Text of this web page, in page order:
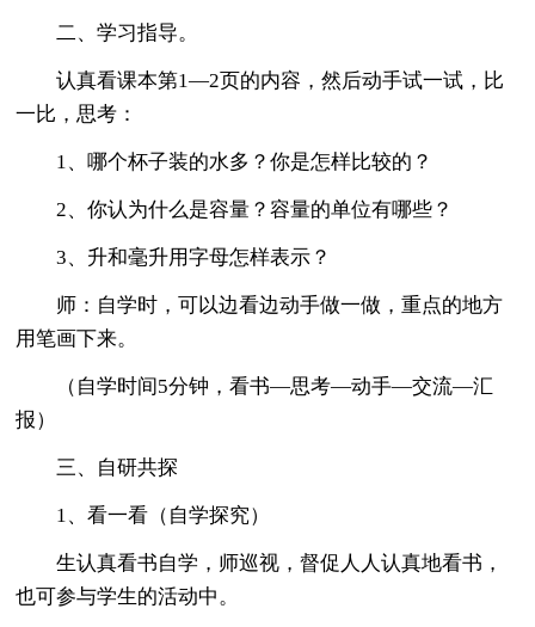
二、学习指导。
认真看课本第1—2页的内容，然后动手试一试，比
一比，思考：
1、哪个杯子装的水多？你是怎样比较的？
2、你认为什么是容量？容量的单位有哪些？
3、升和毫升用字母怎样表示？
师：自学时，可以边看边动手做一做，重点的地方
用笔画下来。
（自学时间5分钟，看书—思考—动手—交流—汇
报）
三、自研共探
1、看一看（自学探究）
生认真看书自学，师巡视，督促人人认真地看书，
也可参与学生的活动中。